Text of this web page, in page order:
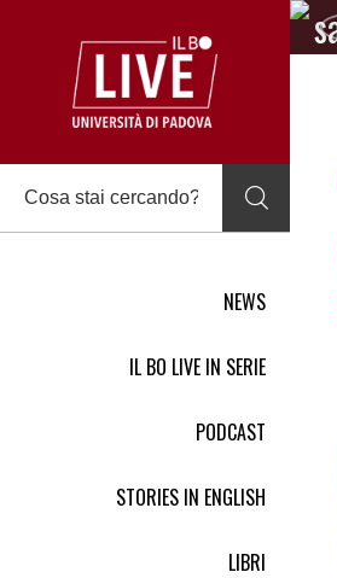
NEWS
IL BO LIVE IN SERIE
PODCAST
STORIES IN ENGLISH
LIBRI